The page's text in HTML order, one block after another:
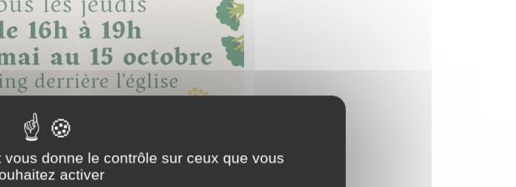
donne le contrôle sur ceux que vous
activer